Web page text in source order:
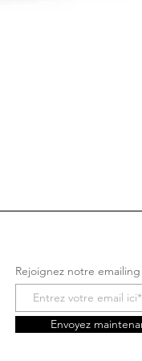
Rejoignez notre
Envoyez